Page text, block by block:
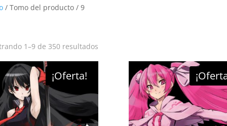
/ Tomo del producto / 9
1–9 de 350 resultados
¡Oferta!